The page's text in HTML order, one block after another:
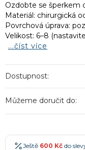
Ozdobte se šperkem
Materiál: chirurgická
Povrchová úprava:
Velikost: 6–8
...číst více
Dostupnost:
Můžeme doručit do:
Ještě 600 Kč do